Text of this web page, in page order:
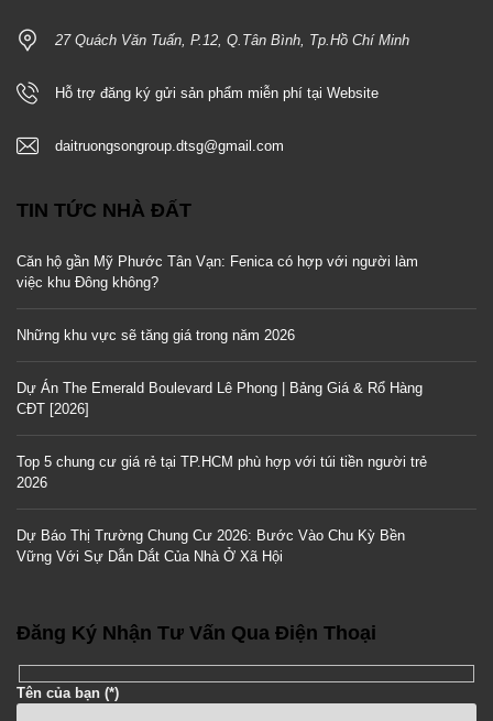
27 Quách Văn Tuấn, P.12, Q.Tân Bình, Tp.Hồ Chí Minh
Hỗ trợ đăng ký gửi sản phẩm miễn phí tại Website
daitruongsongroup.dtsg@gmail.com
TIN TỨC NHÀ ĐẤT
Căn hộ gần Mỹ Phước Tân Vạn: Fenica có hợp với người làm
việc khu Đông không?
Những khu vực sẽ tăng giá trong năm 2026
Dự Án The Emerald Boulevard Lê Phong | Bảng Giá & Rổ Hàng
CĐT [2026]
Top 5 chung cư giá rẻ tại TP.HCM phù hợp với túi tiền người trẻ
2026
Dự Báo Thị Trường Chung Cư 2026: Bước Vào Chu Kỳ Bền
Vững Với Sự Dẫn Dắt Của Nhà Ở Xã Hội
Đăng Ký Nhận Tư Vấn Qua Điện Thoại
Tên của bạn (*)